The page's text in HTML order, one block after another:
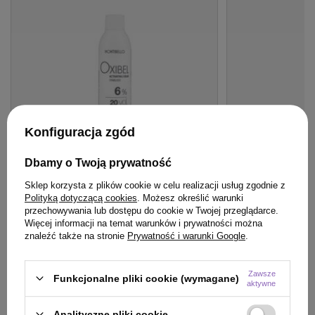
BESTSELLER
Woda Montibello Oxibel Crema 20 VOL
6% 60 ml
22,90 zł
Spray Hair
wygładzenie 8
hialuronowym
24,99 zł
24.99pktpunktów
Konfiguracja zgód
Dbamy o Twoją prywatność
Sklep korzysta z plików cookie w celu realizacji usług zgodnie z
Polityką dotyczącą cookies . Możesz określić warunki
przechowywania lub dostępu do cookie w Twojej przeglądarce.
Więcej informacji na temat warunków i prywatności można
znaleźć także na stronie Prywatność i warunki Google
Funkcjonalne pliki cookie (wymagane)
Zawsze
aktywne